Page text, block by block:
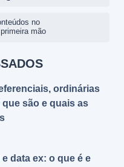
no
mão
ordinárias
que são e quais as
e data ex: o que é e